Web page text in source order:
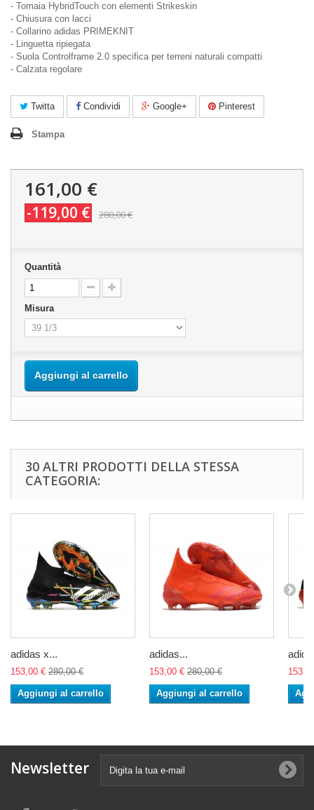
- Tomaia HybridTouch con elementi Strikeskin
- Chiusura con lacci
- Collarino adidas PRIMEKNIT
- Linguetta ripiegata
- Suola Controlframe 2.0 specifica per terreni naturali compatti
- Calzata regolare
Twitta Condividi Google+ Pinterest
Stampa
161,00 €
-119,00 € 280,00 €
Quantità
Misura
Aggiungi al carrello
30 ALTRI PRODOTTI DELLA STESSA
CATEGORIA:
adidas x...
153,00 € 280,00 €
Aggiungi al carrello
adidas...
153,00 € 280,00 €
Aggiungi al carrello
Newsletter